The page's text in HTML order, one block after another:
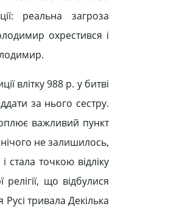
реальна загроза
охрестився і
влітку 988 р. у битві
за нього сестру.
важливий пункт
не залишилось,
точкою відліку
що відбулися
тривала Декілька